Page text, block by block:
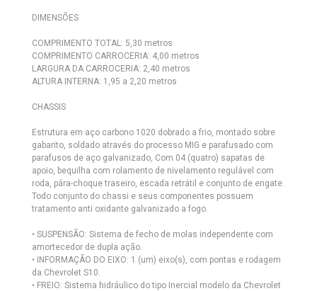
DIMENSÕES
COMPRIMENTO TOTAL: 5,30 metros
COMPRIMENTO CARROCERIA: 4,00 metros
LARGURA DA CARROCERIA: 2,40 metros
ALTURA INTERNA: 1,95 a 2,20 metros
CHASSIS
Estrutura em aço carbono 1020 dobrado a frio, montado sobre
gabarito, soldado através do processo MIG e parafusado com
parafusos de aço galvanizado, Com 04 (quatro) sapatas de
apoio, bequilha com rolamento de nivelamento regulável com
roda, pára-choque traseiro, escada retrátil e conjunto de engate.
Todo conjunto do chassi e seus componentes possuem
tratamento anti oxidante galvanizado a fogo.
• SUSPENSÃO: Sistema de fecho de molas independente com
amortecedor de dupla ação.
• INFORMAÇÃO DO EIXO: 1 (um) eixo(s), com pontas e rodagem
da Chevrolet S10.
• FREIO: Sistema hidráulico do tipo Inercial modelo da Chevrolet